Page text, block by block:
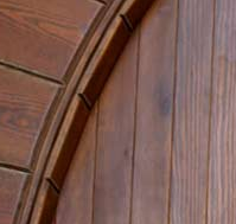
استعلام عن فتوى
حجز موعد